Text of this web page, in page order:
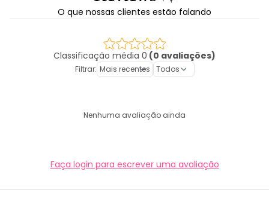
O que nossas clientes estão falando
Classificação média 0 (0 avaliações)
Filtrar:
Nenhuma avaliação ainda
Faça login para escrever uma avaliação